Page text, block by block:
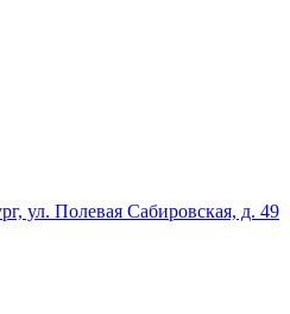
ул. Полевая Сабировская, д. 49